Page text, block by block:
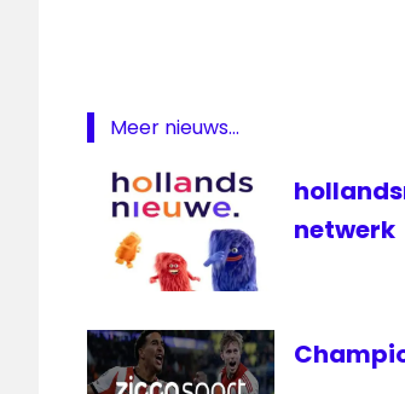
Meer nieuws...
netwerk